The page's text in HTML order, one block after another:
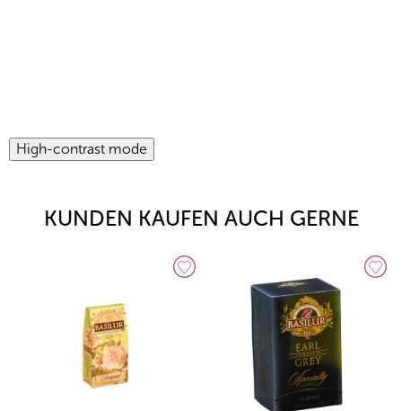
High-contrast mode
KUNDEN KAUFEN AUCH GERNE